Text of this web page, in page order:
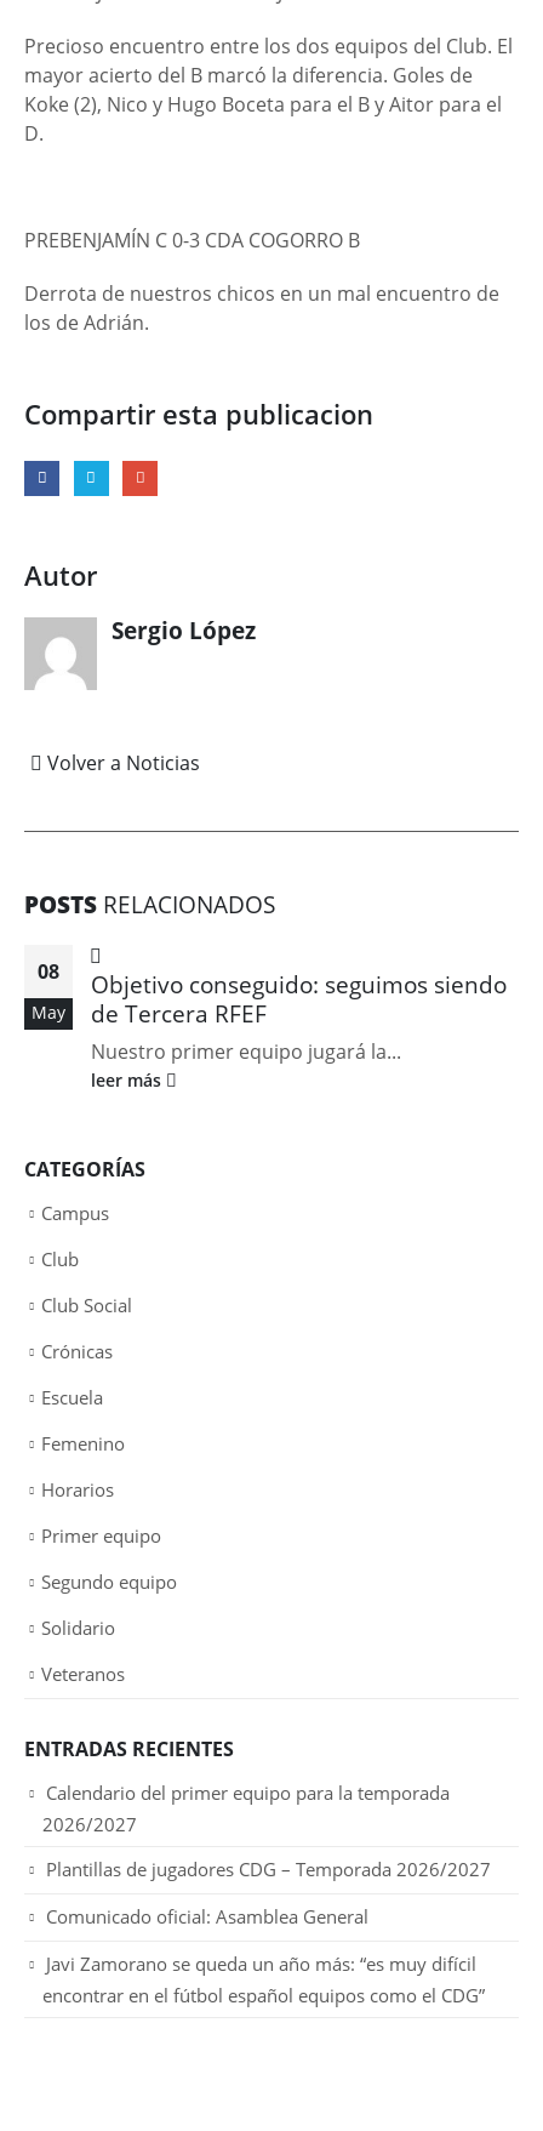
Precioso encuentro entre los dos equipos del Club. El
mayor acierto del B marcó la diferencia. Goles de
Koke (2), Nico y Hugo Boceta para el B y Aitor para el
D.
PREBENJAMÍN C 0-3 CDA COGORRO B
Derrota de nuestros chicos en un mal encuentro de
los de Adrián.
Compartir esta publicacion
Autor
Sergio López
Volver a Noticias
POSTS RELACIONADOS
08
May
Objetivo conseguido: seguimos siendo
de Tercera RFEF
Nuestro primer equipo jugará la...
leer más
CATEGORÍAS
Campus
Club
Club Social
Crónicas
Escuela
Femenino
Horarios
Primer equipo
Segundo equipo
Solidario
Veteranos
ENTRADAS RECIENTES
Calendario del primer equipo para la temporada
2026/2027
Plantillas de jugadores CDG – Temporada 2026/2027
Comunicado oficial: Asamblea General
Javi Zamorano se queda un año más: “es muy difícil
encontrar en el fútbol español equipos como el CDG”